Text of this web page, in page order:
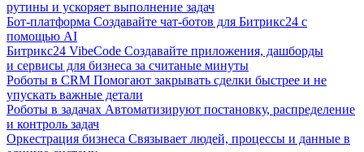
рутины и ускоряет выполнение задач
Бот-платформа Создавайте чат-ботов для Битрикс24 с
помощью AI
Битрикс24 VibeCode Создавайте приложения, дашборды
и сервисы для бизнеса за считаные минуты
Роботы в CRM Помогают закрывать сделки быстрее и не
упускать важные детали
Роботы в задачах Автоматизируют постановку, распределение
и контроль задач
Оркестрация бизнеса Связывает людей, процессы и данные в